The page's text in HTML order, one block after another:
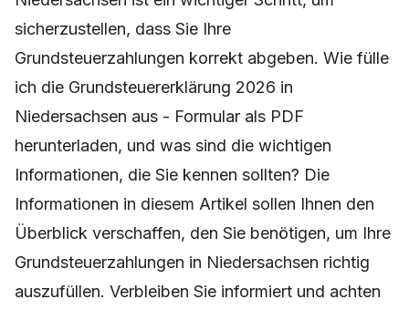
sicherzustellen, dass Sie Ihre
Grundsteuerzahlungen korrekt abgeben. Wie fülle
ich die Grundsteuererklärung 2026 in
Niedersachsen aus - Formular als PDF
herunterladen, und was sind die wichtigen
Informationen, die Sie kennen sollten? Die
Informationen in diesem Artikel sollen Ihnen den
Überblick verschaffen, den Sie benötigen, um Ihre
Grundsteuerzahlungen in Niedersachsen richtig
auszufüllen. Verbleiben Sie informiert und achten